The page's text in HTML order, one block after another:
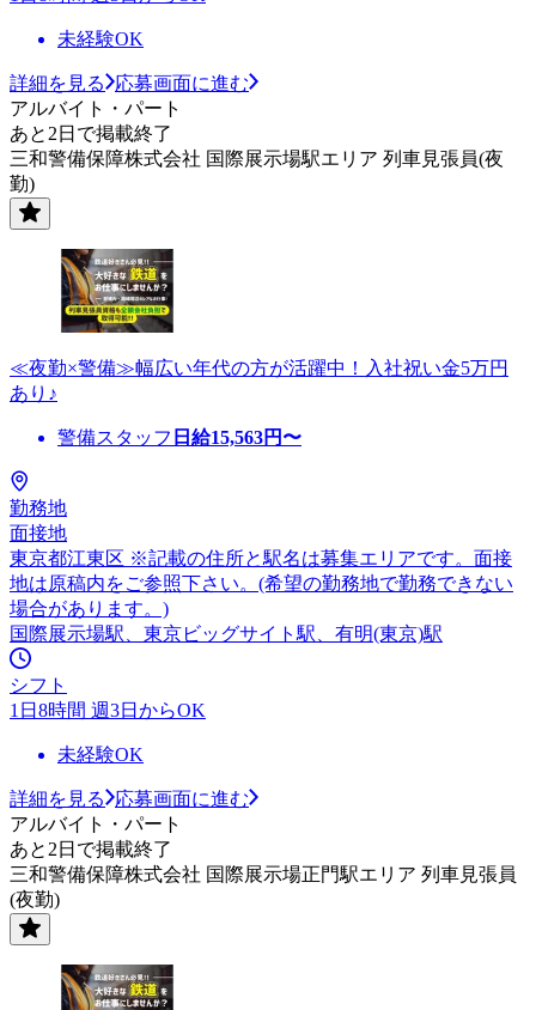
未経験OK
詳細を見る
応募画面に進む
アルバイト・パート
あと2日で掲載終了
三和警備保障株式会社 国際展示場駅エリア 列車見張員(夜
勤)
≪夜勤×警備≫幅広い年代の方が活躍中！入社祝い金5万円
あり♪
警備スタッフ 日給15,563円〜
勤務地
面接地
東京都江東区 ※記載の住所と駅名は募集エリアです。面接
地は原稿内をご参照下さい。(希望の勤務地で勤務できない
場合があります。)
国際展示場駅、東京ビッグサイト駅、有明(東京)駅
シフト
1日8時間 週3日からOK
未経験OK
詳細を見る
応募画面に進む
アルバイト・パート
あと2日で掲載終了
三和警備保障株式会社 国際展示場正門駅エリア 列車見張員
(夜勤)